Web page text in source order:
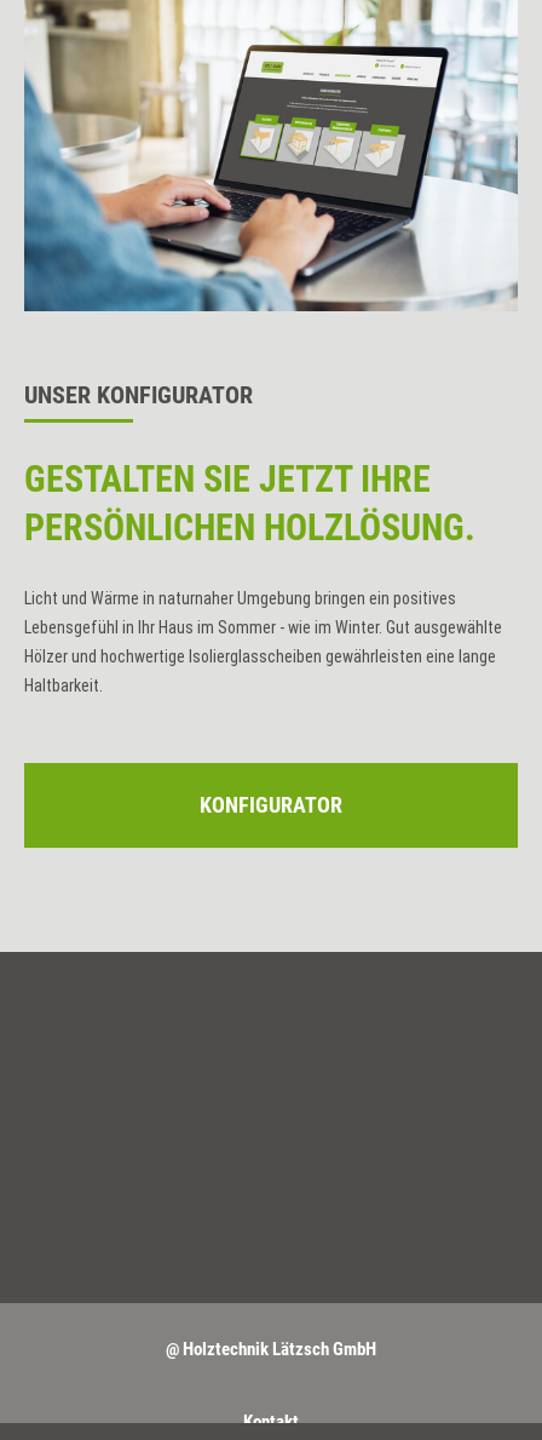
UNSER KONFIGURATOR
GESTALTEN SIE JETZT IHRE
PERSÖNLICHEN HOLZLÖSUNG.
Licht und Wärme in naturnaher Umgebung bringen ein positives
Lebensgefühl in Ihr Haus im Sommer - wie im Winter. Gut ausgewählte
Hölzer und hochwertige Isolierglasscheiben gewährleisten eine lange
Haltbarkeit.
KONFIGURATOR
@ Holztechnik Lätzsch GmbH
Kontakt